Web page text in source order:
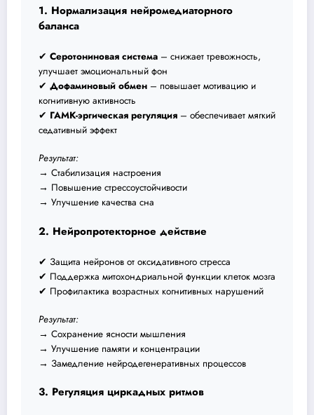
1. Нормализация нейромедиаторного
баланса
✔ Серотониновая система – снижает тревожность,
улучшает эмоциональный фон
✔ Дофаминовый обмен – повышает мотивацию и
когнитивную активность
✔ ГАМК-эргическая регуляция – обеспечивает мягкий
седативный эффект
Результат:
→ Стабилизация настроения
→ Повышение стрессоустойчивости
→ Улучшение качества сна
2. Нейропротекторное действие
✔ Защита нейронов от оксидативного стресса
✔ Поддержка митохондриальной функции клеток мозга
✔ Профилактика возрастных когнитивных нарушений
Результат:
→ Сохранение ясности мышления
→ Улучшение памяти и концентрации
→ Замедление нейродегенеративных процессов
3. Регуляция циркадных ритмов